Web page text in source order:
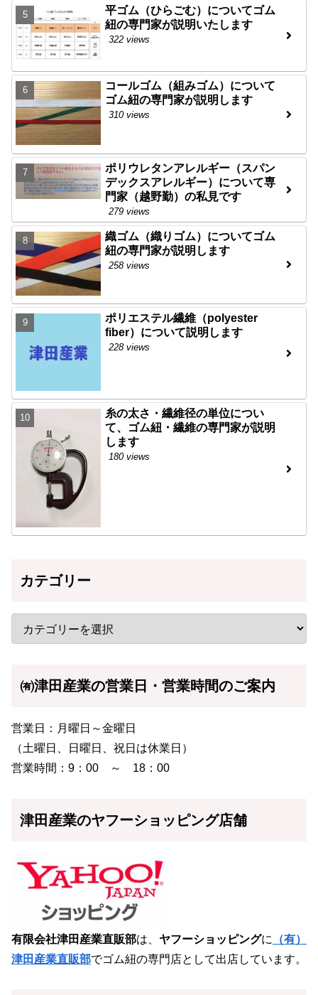
平ゴム（ひらごむ）についてゴム
紐の専門家が説明いたします
322 views
コールゴム（組みゴム）について
ゴム紐の専門家が説明します
310 views
ポリウレタンアレルギー（スパン
デックスアレルギー）について専
門家（越野勤）の私見です
279 views
織ゴム（織りゴム）についてゴム
紐の専門家が説明します
258 views
ポリエステル繊維（polyester
fiber）について説明します
228 views
糸の太さ・繊維径の単位につい
て、ゴム紐・繊維の専門家が説明
します
180 views
カテゴリー
㈲津田産業の営業日・営業時間のご案内
営業日：月曜日～金曜日
（土曜日、日曜日、祝日は休業日）
営業時間：9：00 ～ 18：00
津田産業のヤフーショッピング店舗
有限会社津田産業直販部は、 ヤフーショッピングに
（有）
津田産業直販部でゴム紐の専門店として出店しています。